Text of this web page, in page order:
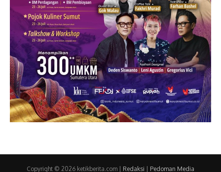
Copyright © 2026 ketikberita.com | Redaksi | Pedoman Media